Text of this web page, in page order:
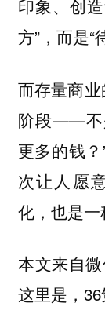
印象、创
方”，而是“
而存量商
阶段——不
更多的钱
次让人愿
化，也是一
本文来自
这里是，36